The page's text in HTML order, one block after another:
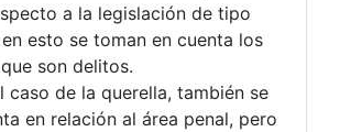
a la legislación de tipo
esto se toman en cuenta los
son delitos.
caso de la querella, también se
en relación al área penal, pero